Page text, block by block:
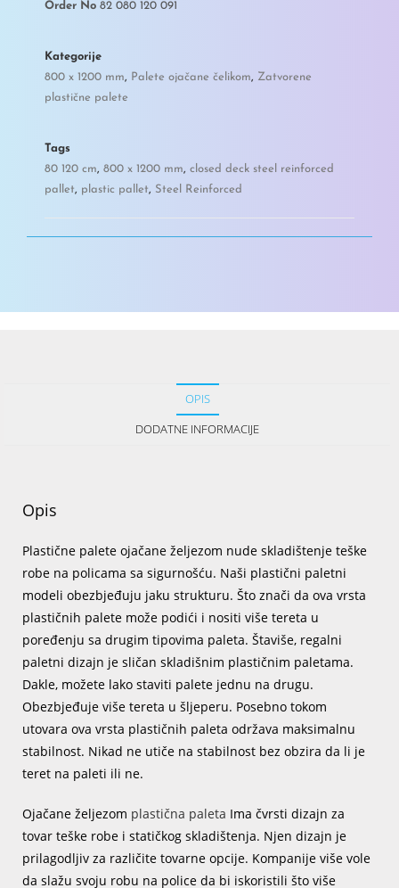
Order No 82 080 120 091
Kategorije
800 x 1200 mm, Palete ojačane čelikom, Zatvorene
plastične palete
Tags
80 120 cm, 800 x 1200 mm, closed deck steel reinforced
pallet, plastic pallet, Steel Reinforced
OPIS
DODATNE INFORMACIJE
Opis
Plastične palete ojačane željezom nude skladištenje teške
robe na policama sa sigurnošću. Naši plastični paletni
modeli obezbjeđuju jaku strukturu. Što znači da ova vrsta
plastičnih palete može podići i nositi više tereta u
poređenju sa drugim tipovima paleta. Štaviše, regalni
paletni dizajn je sličan skladišnim plastičnim paletama.
Dakle, možete lako staviti palete jednu na drugu.
Obezbjeđuje više tereta u šljeperu. Posebno tokom
utovara ova vrsta plastičnih paleta održava maksimalnu
stabilnost. Nikad ne utiče na stabilnost bez obzira da li je
teret na paleti ili ne.
Ojačane željezom plastična paleta Ima čvrsti dizajn za
tovar teške robe i statičkog skladištenja. Njen dizajn je
prilagodljiv za različite tovarne opcije. Kompanije više vole
da slažu svoju robu na police da bi iskoristili što više